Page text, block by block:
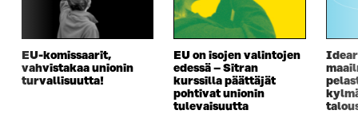
EU-komissaarit,
vahvistakaa unionin
turvallisuutta!
EU on isojen valintojen
edessä – Sitran
kurssilla päättäjät
pohtivat unionin
tulevaisuutta